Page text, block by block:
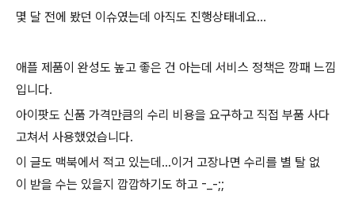
몇 달 전에 봤던 이슈였는데 아직도 진행상태네요...
애플 제품이 완성도 높고 좋은 건 아는데 서비스 정책은 깡패 느낌
입니다.
아이팟도 신품 가격만큼의 수리 비용을 요구하고 직접 부품 사다
고쳐서 사용했었습니다.
이 글도 맥북에서 적고 있는데...이거 고장나면 수리를 별 탈 없
이 받을 수는 있을지 깝깝하기도 하고 -_-;;